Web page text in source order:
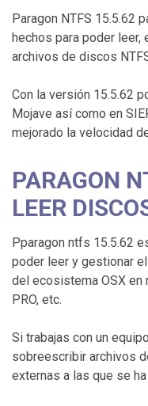
Paragon NTFS 15.5.62
hechos para poder leer,
archivos de discos
Con la versión 15.5.62
Mojave así como en
mejorado la velocidad
PARAGON
LEER
Pparagon ntfs 15.5.62
poder leer y gestionar
del ecosistema OSX en
PRO, etc.
Si trabajas con un
sobreescribir archivos
externas a las que se